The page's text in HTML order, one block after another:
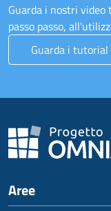
Guarda i nostri
passo passo,
Guarda i tutorial
Aree